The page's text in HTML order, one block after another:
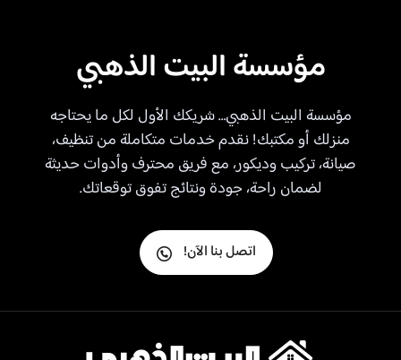
مؤسسة البيت الذهبي
مؤسسة البيت الذهبي… شريكك الأول لكل ما يحتاجه
منزلك أو مكتبك! نقدم خدمات متكاملة من تنظيف،
صيانة، تركيب وديكور، مع فريق محترف وأدوات حديثة
لضمان راحة، جودة ونتائج تفوق توقعاتك.
اتصل بنا الآن!